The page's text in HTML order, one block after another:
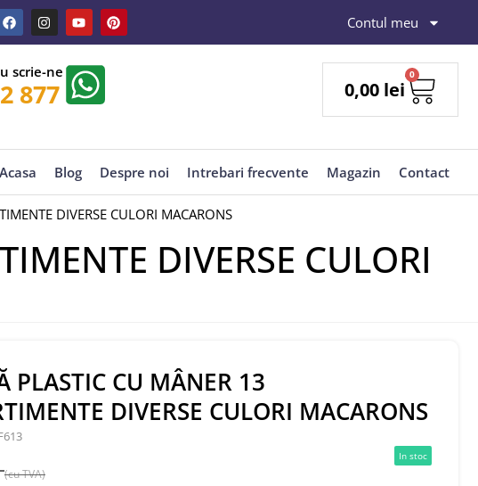
Contul meu
scrie-ne
877 0,00 lei
0
Acasa Blog Despre noi Intrebari frecvente Magazin Contact
DIVERSE CULORI MACARONS
DIVERSE CULORI
PLASTIC CU MÂNER 13
DIVERSE CULORI MACARONS
(cu TVA)
In stoc